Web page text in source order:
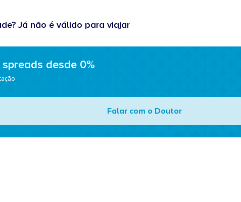
Já não é válido para viajar
desde 0%
Falar com o Doutor